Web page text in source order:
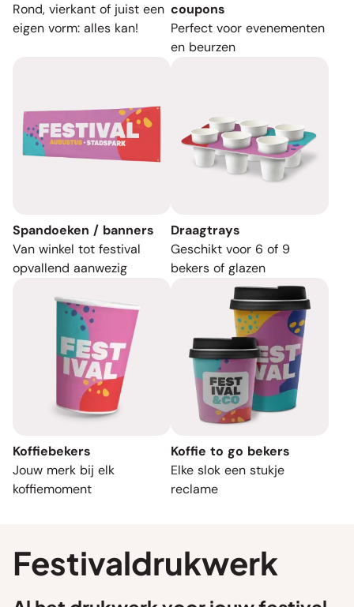
Rond, vierkant of juist een
eigen vorm: alles kan!
coupons
Perfect voor evenementen
en beurzen
Spandoeken / banners
Van winkel tot festival
opvallend aanwezig
Draagtrays
Geschikt voor 6 of 9
bekers of glazen
Koffiebekers
Jouw merk bij elk
koffiemoment
Koffie to go bekers
Elke slok een stukje
reclame
Festivaldrukwerk